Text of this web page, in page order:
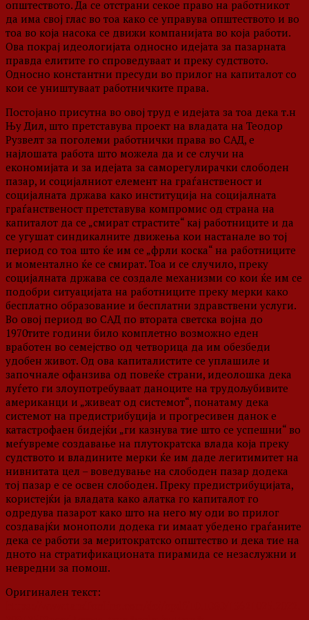
општеството. Да се отстрани секое право на работникот
да има свој глас во тоа како се управува општеството и во
тоа во која насока се движи компанијата во која работи.
Ова покрај идеологијата односно идејата за пазарната
правда елитите го спроведуваат и преку судството.
Односно константни пресуди во прилог на капиталот со
кои се уништуваат работничките права.
Постојано присутна во овој труд е идејата за тоа дека т.н
Њу Дил, што претставува проект на владата на Теодор
Рузвелт за поголеми работнички права во САД, е
најлошата работа што можела да и се случи на
економијата и за идејата за саморегулирачки слободен
пазар, и социјалниот елемент на граѓанственост и
социјалната држава како институција на социјалната
граѓанственост претставува компромис од страна на
капиталот да се „смират страстите“ кај работниците и да
се угушат синдикалните движења кои настанале во тој
период со тоа што ќе им се „фрли коска“ на работниците
и моментално ќе се смират. Тоа и се случило, преку
социјалната држава се создале механизми со кои ќе им се
подобри ситуацијата на работниците преку мерки како
бесплатно образование и бесплатни здравствени услуги.
Во овој период во САД по втората светска војна до
1970тите години било комплетно возможно еден
вработен во семејство од четворица да им обезбеди
удобен живот. Од ова капиталистите се уплашиле и
започнале офанзива од повеќе страни, идеолошка дека
луѓето ги злоупотребуваат даноците на трудољубивите
американци и „живеат од системот“, понатаму дека
системот на предистрибуција и прогресивен данок е
катастрофаен бидејќи „ги казнува тие што се успешни“ во
меѓувреме создавање на плутократска влада која преку
судството и владините мерки ќе им даде легитимитет на
нивнитата цел – воведување на слободен пазар додека
тој пазар е се освен слободен. Преку предистрибуцијата,
користејќи ја владата како алатка го капиталот го
одредува пазарот како што на него му оди во прилог
создавајќи монополи додека ги имаат убедено граѓаните
дека се работи за меритократско општество и дека тие на
дното на стратификационата пирамида се незаслужни и
невредни за помош.
Оригинален текст: